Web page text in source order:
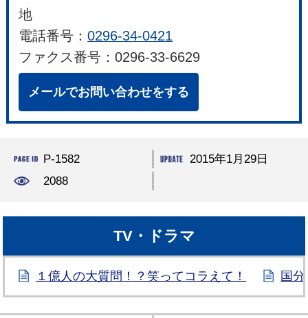
地
電話番号：0296-34-0421
ファクス番号：0296-33-6629
メールでお問い合わせをする
P-1582
2015年1月29日
2088
TV・ドラマ
１億人の大質問！？笑ってコラえて！ 国